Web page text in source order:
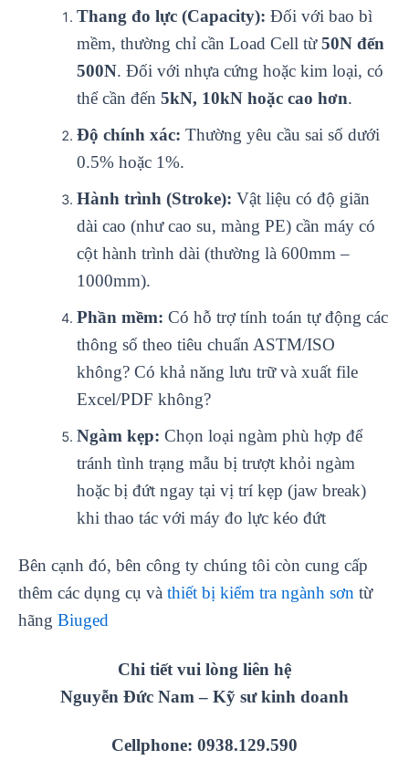
Thang đo lực (Capacity): Đối với bao bì
mềm, thường chỉ cần Load Cell từ50N đến
500N. Đối với nhựa cứng hoặc kim loại, có
thể cần đến 5kN, 10kN hoặc cao hơn.
Độ chính xác: Thường yêu cầu sai số dưới
0.5% hoặc 1%.
Hành trình (Stroke): Vật liệu có độ giãn
dài cao (như cao su, màng PE) cần máy có
cột hành trình dài (thường là 600mm –
1000mm).
Phần mềm: Có hỗ trợ tính toán tự động các
thông số theo tiêu chuẩn ASTM/ISO
không? Có khả năng lưu trữ và xuất file
Excel/PDF không?
Ngàm kẹp: Chọn loại ngàm phù hợp để
tránh tình trạng mẫu bị trượt khỏi ngàm
hoặc bị đứt ngay tại vị trí kẹp (jaw break)
khi thao tác với máy đo lực kéo đứt
Bên cạnh đó, bên công ty chúng tôi còn cung cấp
thêm các dụng cụ và thiết bị kiểm tra ngành sơn từ
hãng Biuged
Chi tiết vui lòng liên hệ
Nguyễn Đức Nam – Kỹ sư kinh doanh
Cellphone: 0938.129.590